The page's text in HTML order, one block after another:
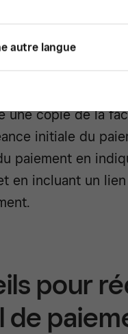
le paiement est
les paiements
de rappel de
une copie de la
initiale du
paiement en
en incluant un
pour
de
autre langue